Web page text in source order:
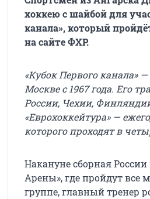
хоккею с шайбой для
канала», который
на сайте ФХР.
«Кубок Первого канала»
Москве с 1967 года. Его
России, Чехии,
«Еврохоккейтура» —
которого проходят в
Накануне сборная
Арены», где пройдут все
группе, главный тренер